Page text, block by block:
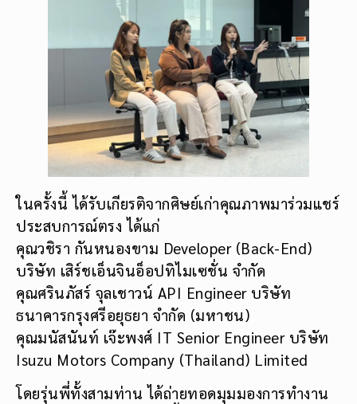
ในครั้งนี้ ได้รับเกียรติจากศิษย์เก่าคุณภาพมาร่วมแชร์
ประสบการณ์ตรง ได้แก่
คุณวชิรา กันหนองขาม Developer (Back-End)
บริษัท เสิร์ชเอ็นจินอ็อปทิไมเซชั่น จำกัด
คุณศรินภัสร์ จุลเชาวน์ API Engineer บริษัท
ธนาคารกรุงศรีอยุธยา จำกัด (มหาชน)
คุณมนัสนันท์ เจ๊ะพงศ์ IT Senior Engineer บริษัท
Isuzu Motors Company (Thailand) Limited
โดยรุ่นพี่ทั้งสามท่าน ได้ถ่ายทอดมุมมองการทำงาน